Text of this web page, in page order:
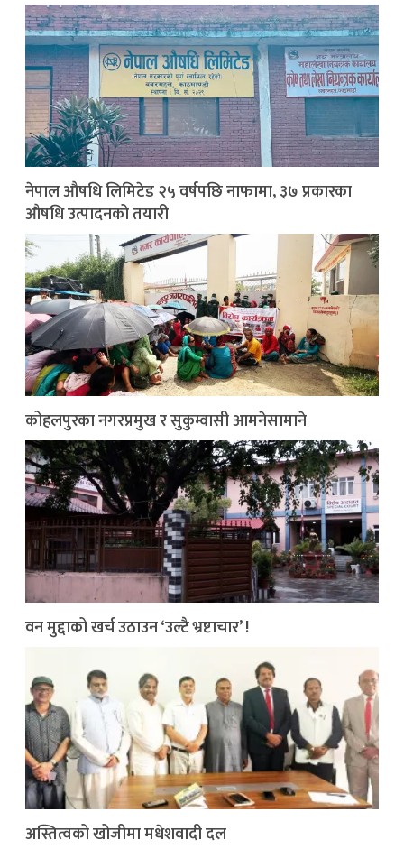
नेपाल औषधि लिमिटेड २५ वर्षपछि नाफामा, ३७ प्रकारका
औषधि उत्पादनको तयारी
कोहलपुरका नगरप्रमुख र सुकुम्वासी आमनेसामाने
वन मुद्दाको खर्च उठाउन ‘उल्टै भ्रष्टाचार’ !
अस्तित्वको खोजीमा मधेशवादी दल